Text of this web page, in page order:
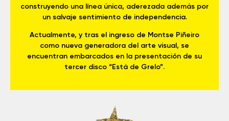
construyendo una línea única, aderezada además por
un salvaje sentimiento de independencia.
Actualmente, y tras el ingreso de Montse Piñeiro
como nueva generadora del arte visual, se
encuentran embarcados en la presentación de su
tercer disco “Está de Grelo”.